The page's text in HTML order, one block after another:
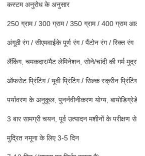
कस्टम अनुरोध के अनुसार
250 ग्राम / 300 ग्राम / 350 ग्राम / 400 ग्राम आर्ट
अंगूठी रंग / सीएमवाईके पूर्ण रंग / पैंटोन रंग / रिक्त रंग
लैंकिंग, चमकदार/मैट लेमिनेशन, सोने/चांदी की गर्म
ऑफसेट प्रिंटिंग / यूवी प्रिंटिंग / सिल्क स्क्रीन प्रिंटिंग
पर्यावरण के अनुकूल, पुनर्नवीनीकरण योग्य,
3 बार सामग्री चयन, पूर्व उत्पादन मशीनों के परीक्षण से
मुद्रित नमूना के लिए 3-5 दिन